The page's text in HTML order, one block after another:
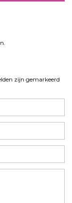
zijn gemarkeerd